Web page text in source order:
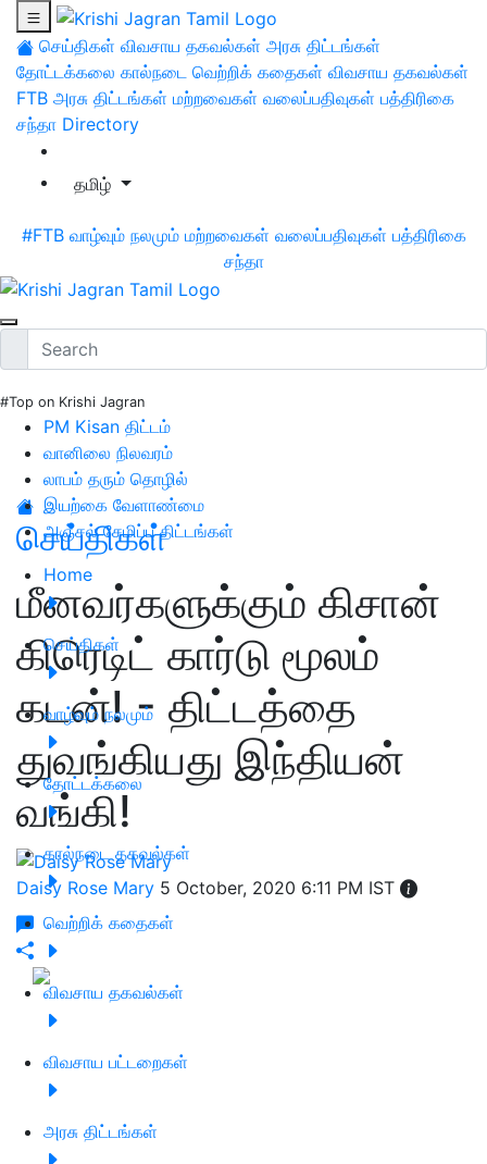
செய்திகள் விவசாய தகவல்கள் அரசு திட்டங்கள்
தோட்டக்கலை கால்நடை வெற்றிக் கதைகள் விவசாய தகவல்கள்
FTB அரசு திட்டங்கள் மற்றவைகள் வலைப்பதிவுகள் பத்திரிகை
சந்தா Directory
தமிழ்
#FTB வாழ்வும் நலமும் மற்றவைகள் வலைப்பதிவுகள் பத்திரிகை
சந்தா
#Top on Krishi Jagran
PM Kisan திட்டம்
வானிலை நிலவரம்
லாபம் தரும் தொழில்
இயற்கை வேளாண்மை
அஞ்சல் சேமிப்பு திட்டங்கள்
Home
செய்திகள்
வாழ்வும் நலமும்
தோட்டக்கலை
கால்நடை தகவல்கள்
வெற்றிக் கதைகள்
விவசாய தகவல்கள்
விவசாய பட்டறைகள்
அரசு திட்டங்கள்
செய்திகள்
மீனவர்களுக்கும் கிசான்
கிரெடிட் கார்டு மூலம்
கடன்! - திட்டத்தை
துவங்கியது இந்தியன்
வங்கி!
Daisy Rose Mary 5 October, 2020 6:11 PM IST